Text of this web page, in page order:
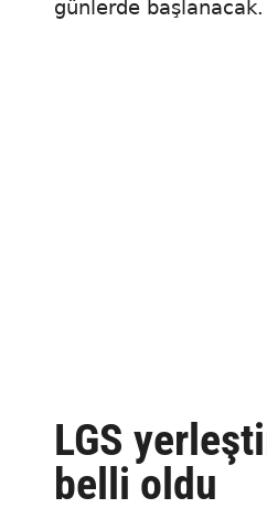
günlerde başlanacak.
LGS
belli oldu